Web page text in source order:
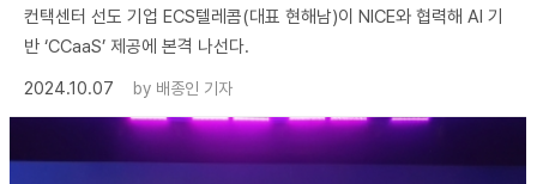
컨택센터 선도 기업 ECS텔레콤(대표 현해남)이 NICE와 협력해 AI 기
반 ‘CCaaS’ 제공에 본격 나선다.
2024.10.07
by 배종인 기자